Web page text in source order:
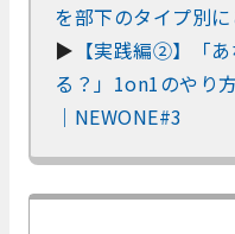
を部下のタイプ別
▶ 【実践編②】「
る？」1on1のやり
｜NEWONE#3